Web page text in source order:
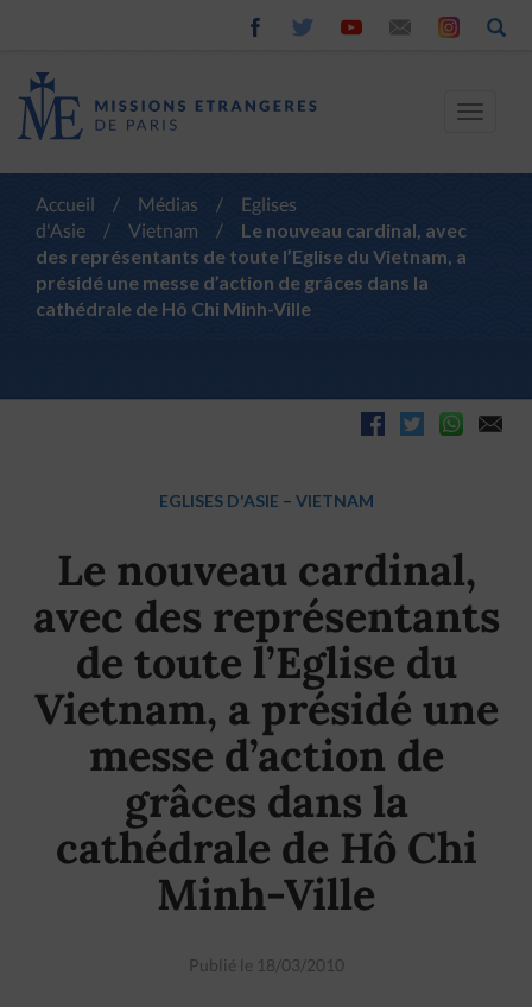
Toggle
Accueil / Médias /
Eglises
d'Asie
/ Vietnam /
Le nouveau cardinal, avec
des représentants de toute l’Eglise du Vietnam, a
présidé une messe d’action de grâces dans la
cathédrale de Hô Chi Minh-Ville
EGLISES D'ASIE – VIETNAM
Le nouveau cardinal,
avec des représentants
de toute l’Eglise du
Vietnam, a présidé une
messe d’action de
grâces dans la
cathédrale de Hô Chi
Minh-Ville
Publié le 18/03/2010